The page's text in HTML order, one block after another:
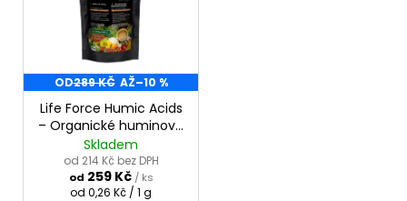
d
r OD289 KČ AŽ–10 %
Life Force Humic Acids
– Organické huminové
hnojivo na zeleninu
Skladem
od 214 Kč bez DPH
od 259 Kč / ks
Měrná
od 0,26 Kč / 1 g